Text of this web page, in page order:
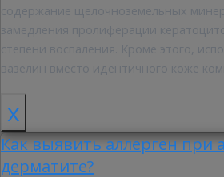
содержание щелочноземельных
замедления пролиферации
степени воспаления. Кроме этого,
вазелин вместо идентичного коже
x
Как выявить аллерген при
дерматите?